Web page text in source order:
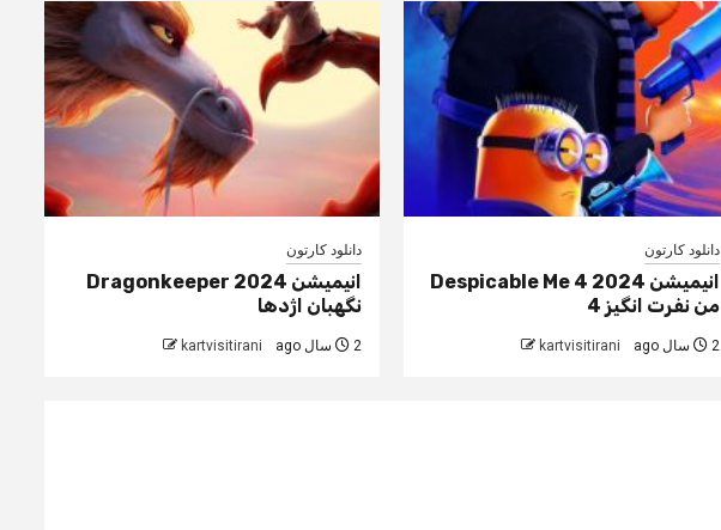
دانلود کارتون
انیمیشن Despicable Me 4 2024
من نفرت انگیز 4
2 سال ago kartvisitirani
دانلود کارتون
انیمیشن Dragonkeeper 2024
نگهبان اژدها
2 سال ago kartvisitirani